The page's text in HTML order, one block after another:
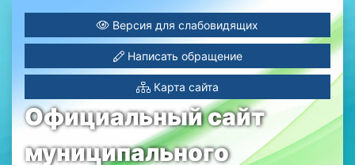
Официальный сайт
муниципального
Версия для слабовидящих
Написать обращение
Карта сайта